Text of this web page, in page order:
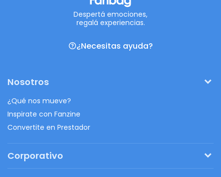
Despertá emociones,
regalá experiencias.
¿Necesitas ayuda?
Nosotros
¿Qué nos mueve?
Inspirate con Fanzine
Convertite en Prestador
Corporativo